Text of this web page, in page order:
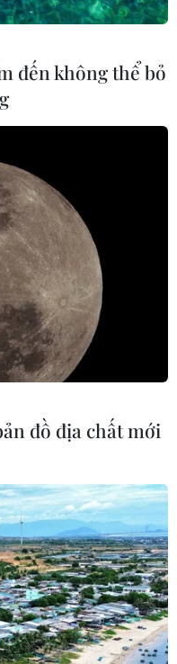
đến không thể bỏ
đồ địa chất mới